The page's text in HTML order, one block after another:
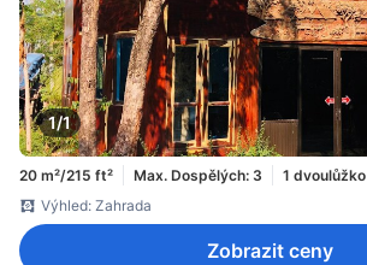
1/1
20 m²/215 ft² Max. Dospělých: 3
1 dvoulůžko
Výhled: Zahrada
Zobrazit ceny